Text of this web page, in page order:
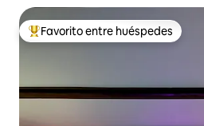
Favorito entre huéspedes preferido
Favorito entre huéspedes